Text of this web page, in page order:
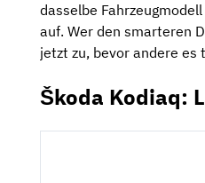
dasselbe
auf. Wer den smarteren
jetzt zu, bevor andere es
Škoda Kodiaq: